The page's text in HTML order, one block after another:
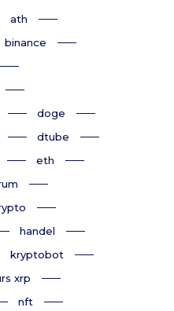
ath
binance
doge
dtube
eth
handel
kryptobot
xrp
nft